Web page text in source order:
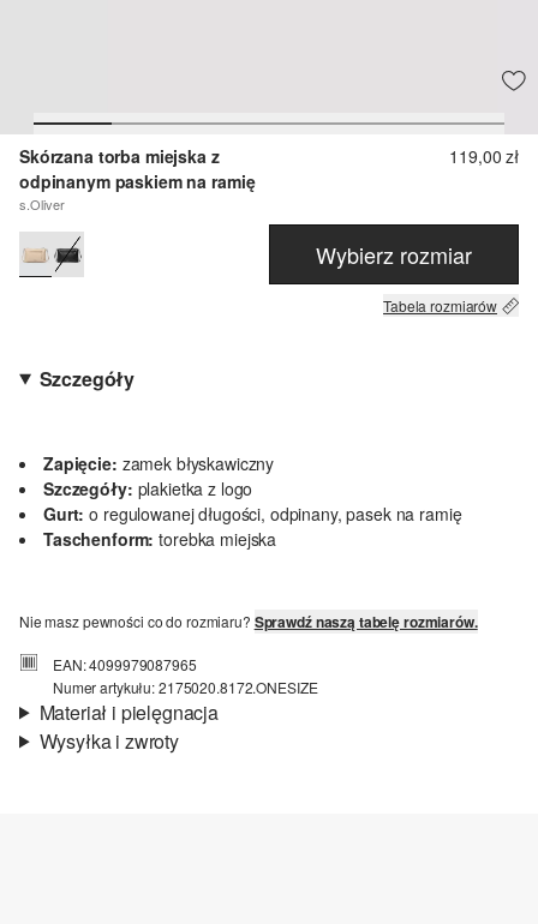
Skórzana torba miejska z
odpinanym paskiem na ramię
s.Oliver
119,00 zł
Wybierz rozmiar
Tabela rozmiarów
Szczegóły
Zapięcie: zamek błyskawiczny
Szczegóły: plakietka z logo
Gurt: o regulowanej długości, odpinany, pasek na ramię
Taschenform: torebka miejska
Nie masz pewności co do rozmiaru? Sprawdź naszą tabelę rozmiarów.
EAN: 4099979087965
Numer artykułu: 2175020.8172.ONESIZE
Materiał i pielęgnacja
Wysyłka i zwroty